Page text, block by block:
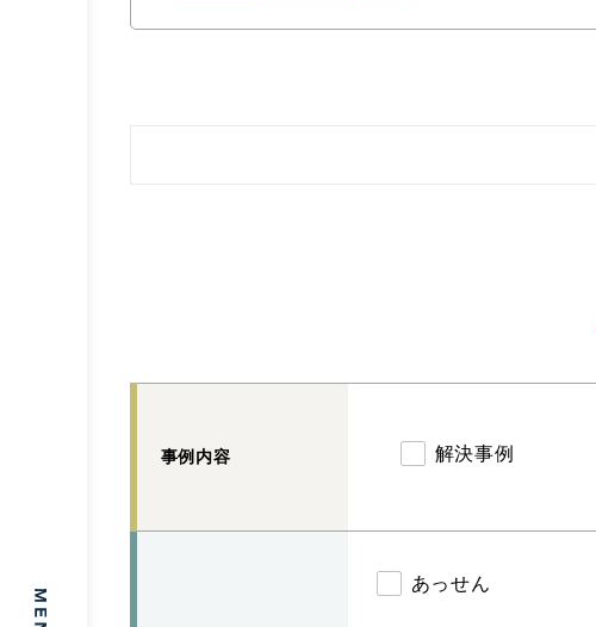
事例内容 解決事例
あっせん